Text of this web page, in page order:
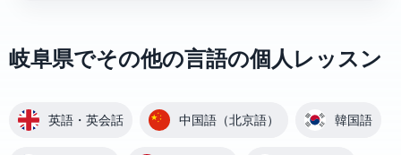
岐阜県でその他の言語の個人レッスン
英語・英会話 中国語（北京語） 韓国語